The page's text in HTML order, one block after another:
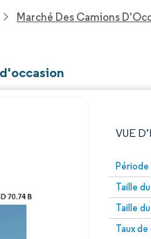
Marché Des Camions
VUE
Taille
Taille
Taux